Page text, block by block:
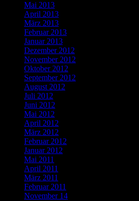
Mai 2013
April 2013
März 2013
Februar 2013
Januar 2013
Dezember 2012
November 2012
Oktober 2012
September 2012
August 2012
Juli 2012
Juni 2012
Mai 2012
April 2012
März 2012
Februar 2012
Januar 2012
Mai 2011
April 2011
März 2011
Februar 2011
November 14